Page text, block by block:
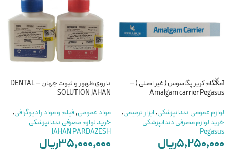
آمالگام کریر پگاسوس ( غیر اصلی ) –
Amalgam carrier Pegasus
لوازم عمومی دندانپزشکی,ابزار ترمیمی,
خرید لوازم مصرفی دندانپزشکی
Pegasus
۵,۲۵۰,۰۰۰ریال
داروی ظهور و ثبوت جهان – DENTAL
SOLUTION JAHAN
مواد عمومی,فیلم و مواد رادیوگرافی,
خرید لوازم مصرفی دندانپزشکی
JAHAN PARDAZESH
۳۵,۰۰۰,۰۰۰ریال